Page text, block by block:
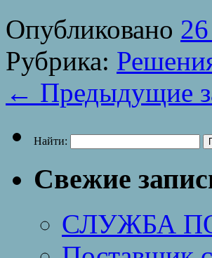
Опубликовано
Рубрика:
← Предыдущие
Найти:
Свежие
СЛУЖБА